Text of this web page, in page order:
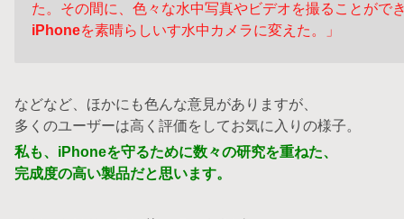
た。その間に、色々な水中写真やビデオを撮ることがで
iPhoneを素晴らしいす水中カメラに変えた。」
などなど、ほかにも色んな意見がありますが、
多くのユーザーは高く評価をしてお気に入りの様子。
私も、iPhoneを守るために数々の研究を重ねた、
完成度の高い製品だと思います。